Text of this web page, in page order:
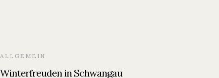
ALLGEMEIN
Winterfreuden in Schwangau